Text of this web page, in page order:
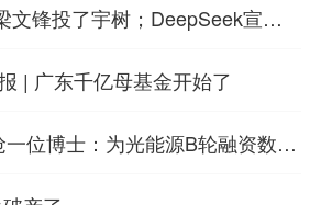
文锋投了宇树；DeepSeek宣布
| 广东千亿母基金开始了
位博士：为光能源B轮融资数亿